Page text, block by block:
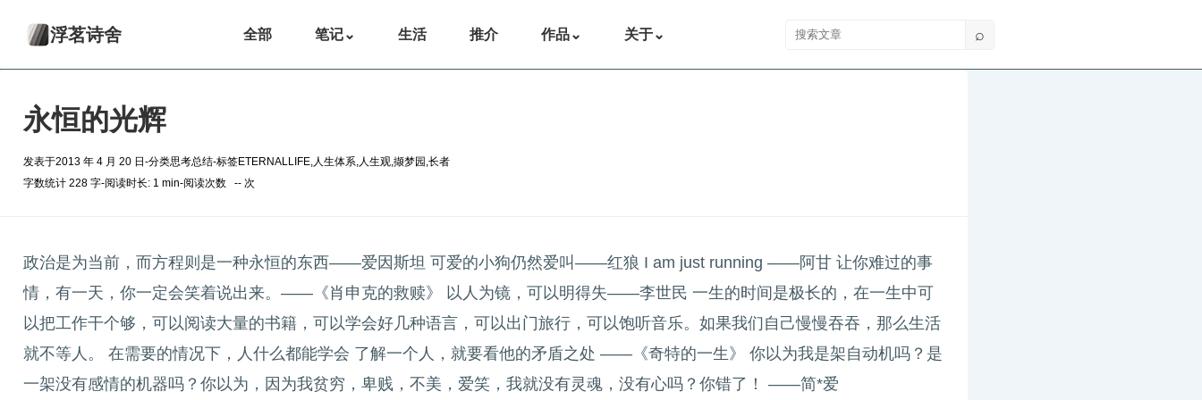
浮茗诗舍 全部 笔记⌄ 生活 推介 作品⌄ 关于⌄ 搜索文章 ⌕
永恒的光辉
发表于2013 年 4 月 20 日 -分类思考总结-标签ETERNALLIFE,人生体系,人生观,撷梦园 ,长者
字数统计 228 字-阅读时长: 1 min-阅读次数 -- 次
政治是为当前，而方程则是一种永恒的东西——爱因斯坦 可爱的小狗仍然爱叫——红狼 I am just running ——阿甘 让你难过的事
情，有一天，你一定会笑着说出来。——《肖申克的救赎》 以人为镜，可以明得失——李世民 一生的时间是极长的，在一生中可
以把工作干个够，可以阅读大量的书籍，可以学会好几种语言，可以出门旅行，可以饱听音乐。如果我们自己慢慢吞吞，那么生活
就不等人。 在需要的情况下，人什么都能学会 了解一个人，就要看他的矛盾之处 ——《奇特的一生》 你以为我是架自动机吗？是
一架没有感情的机器吗？你以为，因为我贫穷，卑贱，不美，爱笑，我就没有灵魂，没有心吗？你错了！ ——简*爱